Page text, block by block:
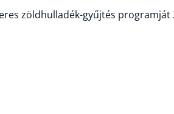
zöldhulladék-gyűjtés programját